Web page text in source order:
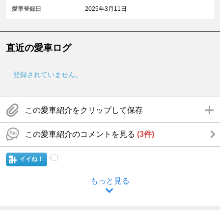
愛車登録日 2025年3月11日
直近の愛車ログ
登録されていません。
この愛車紹介をクリップして保存
この愛車紹介のコメントを見る (3件)
イイね！
もっと見る